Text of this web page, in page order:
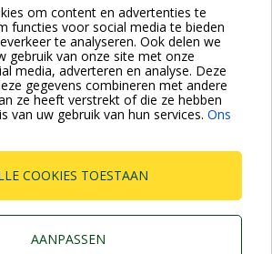
om content en advertenties te
functies voor social media te bieden
te analyseren. Ook delen we
gebruik van onze site met onze
media, adverteren en analyse. Deze
gegevens combineren met andere
ze heeft verstrekt of die ze hebben
van uw gebruik van hun services. Ons
COOKIES TOESTAAN
AANPASSEN
elektronisch geregelde circulatiepompen
toegepast in warm tapwatersystemen.
Polo, 14 Mestrino Padova -